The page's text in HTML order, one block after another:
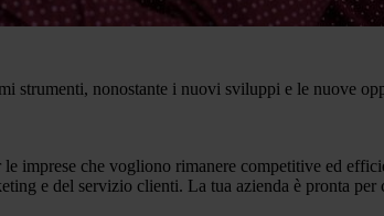
strumenti, nonostante i nuovi sviluppi e le nuove
imprese che vogliono rimanere competitive ed
e del servizio clienti. La tua azienda è pronta per